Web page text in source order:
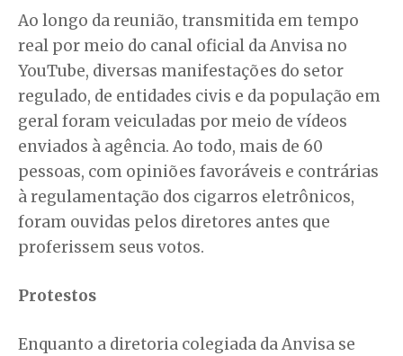
Ao longo da reunião, transmitida em tempo
real por meio do canal oficial da Anvisa no
YouTube, diversas manifestações do setor
regulado, de entidades civis e da população em
geral foram veiculadas por meio de vídeos
enviados à agência. Ao todo, mais de 60
pessoas, com opiniões favoráveis e contrárias
à regulamentação dos cigarros eletrônicos,
foram ouvidas pelos diretores antes que
proferissem seus votos.
Protestos
Enquanto a diretoria colegiada da Anvisa se